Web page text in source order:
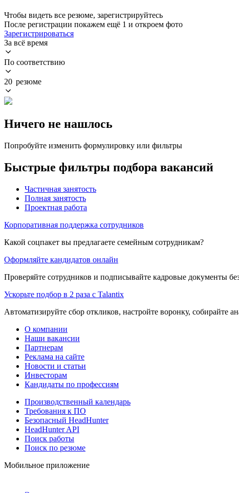
Чтобы видеть все резюме, зарегистрируйтесь
После регистрации покажем ещё 1 и откроем фото
Зарегистрироваться
За всё время
По соответствию
20 резюме
Ничего не нашлось
Попробуйте изменить формулировку или фильтры
Быстрые фильтры подбора вакансий
Частичная занятость
Полная занятость
Проектная работа
Корпоративная поддержка сотрудников
Какой соцпакет вы предлагаете семейным сотрудникам?
Оформляйте кандидатов онлайн
Проверяйте сотрудников и подписывайте кадровые документы
Ускорьте подбор в 2 раза с Talantix
Автоматизируйте сбор откликов, настройте воронку, собирайте
О компании
Наши вакансии
Партнерам
Реклама на сайте
Новости и статьи
Инвесторам
Кандидаты по профессиям
Производственный календарь
Требования к ПО
Безопасный HeadHunter
HeadHunter API
Поиск работы
Поиск по резюме
Мобильное приложение